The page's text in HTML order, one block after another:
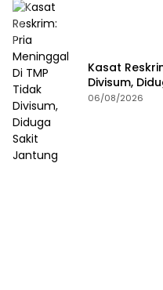
Kasat
Divisum,
06/08/2026